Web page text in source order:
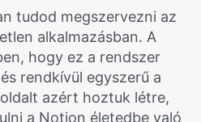
tudod megszervezni az
alkalmazásban. A
hogy ez a rendszer
rendkívül egyszerű a
azért hoztuk létre,
a Notion életedbe való